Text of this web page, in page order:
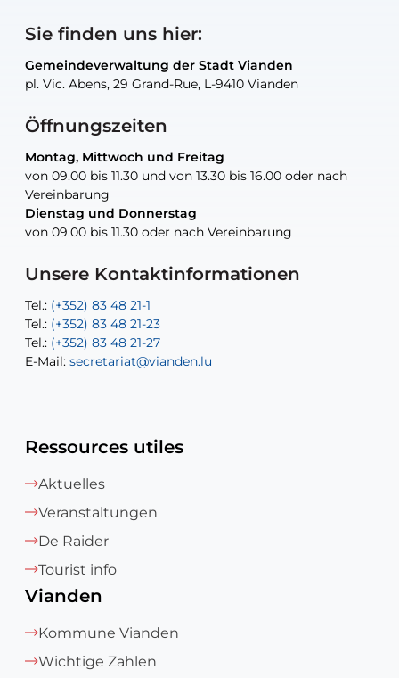
Sie finden uns hier:
Gemeindeverwaltung der Stadt Vianden
pl. Vic. Abens, 29 Grand-Rue, L-9410 Vianden
Öffnungszeiten
Montag, Mittwoch und Freitag
von 09.00 bis 11.30 und von 13.30 bis 16.00 oder nach
Vereinbarung
Dienstag und Donnerstag
von 09.00 bis 11.30 oder nach Vereinbarung
Unsere Kontaktinformationen
Tel.: (+352) 83 48 21-1
Tel.: (+352) 83 48 21-23
Tel.: (+352) 83 48 21-27
E-Mail: secretariat@vianden.lu
Gemeindeverwaltung der Stadt Vianden
pl. Vic. Abens, 29 Grand-Rue, L-9410 Vianden
Montag, Mittwoch und Freitag
von 09.00 bis 11.30 und von 13.30 bis 16.00 oder nach
Vereinbarung
Dienstag und Donnerstag
von 09.00 bis 11.30 oder nach Vereinbarung
Tel.: (+352) 83 48 21-20
Tel.: (+352) 83 48 21-22
E-Mail:sofia.carvalho@vianden.lu
E-Mail: diane.storn@vianden.lu
Gemeindeverwaltung der Stadt Vianden
pl. Vic. Abens, 29 Grand-Rue, L-9410 Vianden
nur nach Vereinbarung
Tel.: (+352) 83 48 21-24
Gemeindeverwaltung der Stadt Vianden
pl. Vic. Abens, 29 Grand-Rue, L-9410 Vianden
nur nach Vereinbarung
E-Mail: aisha.abdullah@vianden.lu
E-Mail:jos.cormemans@vianden.lu
Gemeindewerkstatt der Stadt Vianden
30, rue Neugarten, L-9422 Vianden
nur nach Vereinbarung
Tel.: (+352) 83 48 21-51
E-Mail:atelier@vianden.lu
Ressources utiles
Aktuelles
Veranstaltungen
De Raider
Tourist info
Vianden
Kommune Vianden
Wichtige Zahlen